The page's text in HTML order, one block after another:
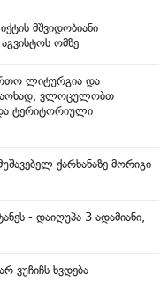
მშვიდობიანი
ომზე
ლიტურგია და
საოხად, ვლოცულობთ
ტერიტორიული
ქარხანაზე მორიგი
- დაიღუპა 3 ადამიანი,
ვუჩიჩს ხვდება